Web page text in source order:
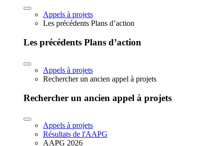
Appels à projets
Les précédents Plans d’action
Les précédents Plans d’action
Appels à projets
Rechercher un ancien appel à projets
Rechercher un ancien appel à projets
Appels à projets
Résultats de l'AAPG
AAPG 2026